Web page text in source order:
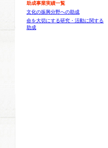
助成事業実績一覧
文化の振興分野への助成
命を大切にする研究・活動に関する
助成